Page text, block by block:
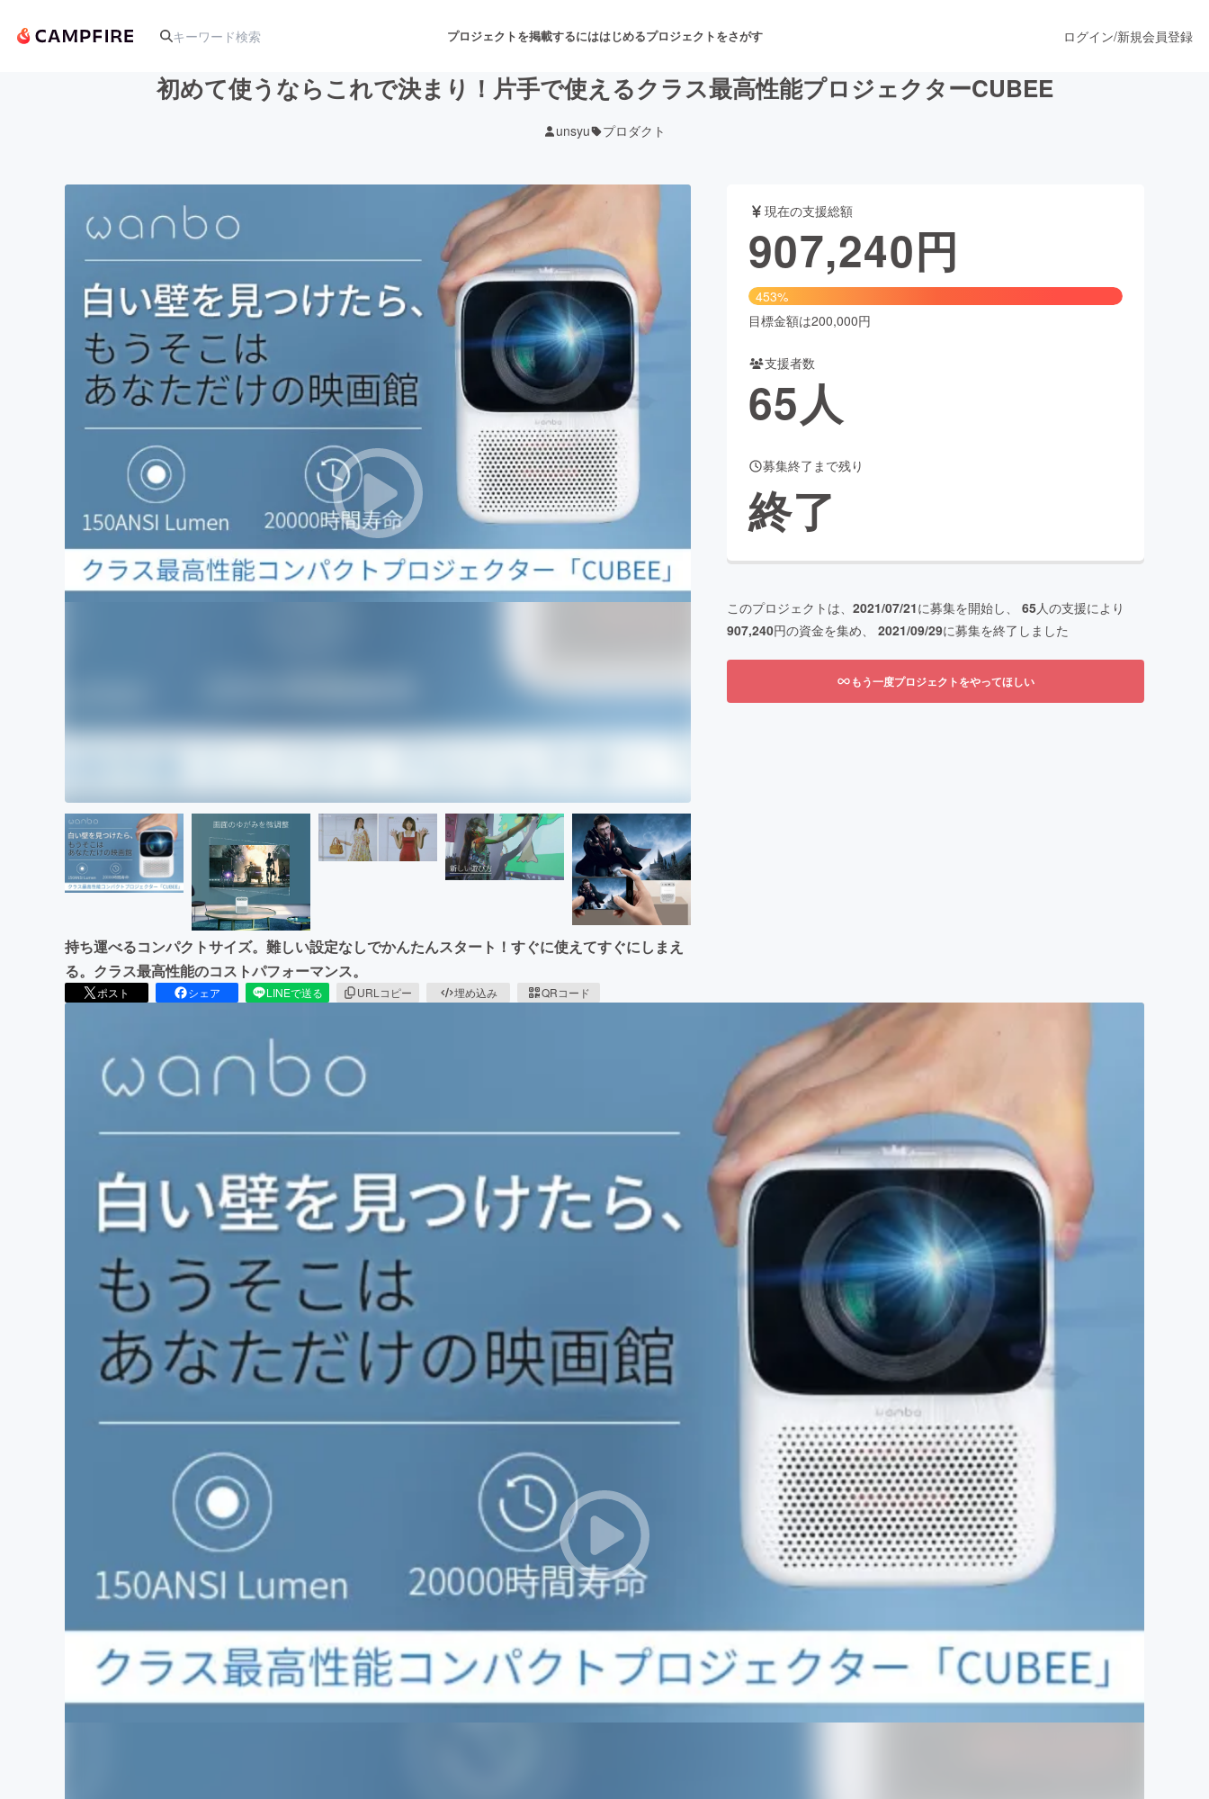
プロジェクトを掲載するにははじめるプロジェクトをさがす
アート・写真 舞台・パフォーマンス
ゲーム・サービス開発 ファッション
映像・映画 書籍・雑誌出版
ビジネス・起業 チャレンジ ビューティー・ヘルスケア
CAMPFIRE for Social Good
CAMPFIREふるさと納税machi-ya
ログイン/新規会員登録
初めて使うならこれで決まり！片手で使えるクラス最高性能プロジェクターCUBEE
unsyu プロダクト
持ち運べるコンパクトサイズ。難しい設定なしでかんたんスタート！すぐに使えてすぐにしまえ
る。クラス最高性能のコストパフォーマンス。
ポスト シェア LINEで送る URLコピー 埋め込み QRコード
現在の支援総額
907,240円
453%
目標金額は200,000円
支援者数
65人
募集終了まで残り
終了
このプロジェクトは、 2021/07/21に募集を開始し、 65人の支援により
907,240円の資金を集め、 2021/09/29に募集を終了しました
もう一度プロジェクトをやってほしい